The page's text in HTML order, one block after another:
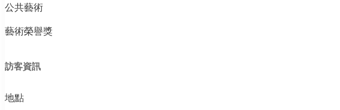
公共藝術
藝術榮譽獎
訪客資訊
地點